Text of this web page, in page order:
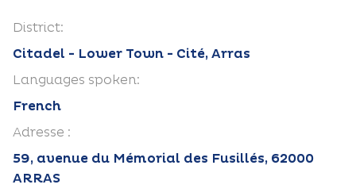
District:
Citadel - Lower Town - Cité, Arras
Languages spoken:
French
Adresse :
59, avenue du Mémorial des Fusillés, 62000
ARRAS